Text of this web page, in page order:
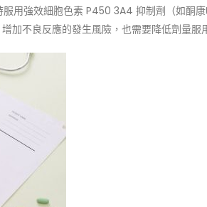
用強效細胞色素 P450 3A4 抑制劑（如酮
加不良反應的發生風險，也需要降低劑量服